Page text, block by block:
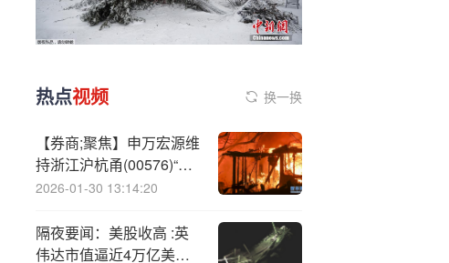
热点视频 换一换
【券商;聚焦】申万宏源维
持浙江沪杭甬(00576)“买
入”评级 指公司通行费收
2026-01-30 13:14:20
隔夜要闻：美股收高 :英
伟达市值逼近4万亿美元